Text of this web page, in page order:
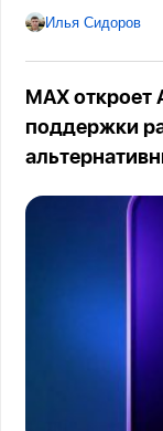
Илья Сидоров
MAX откроет
поддержки